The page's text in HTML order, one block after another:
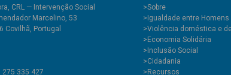
CRL — Intervenção Social
Marcelino, 53
Covilhã, Portugal
335 427
>Sobre
>Igualdade entre Homens
>Violência doméstica e
>Economia Solidária
>Inclusão Social
>Cidadania
>Recursos